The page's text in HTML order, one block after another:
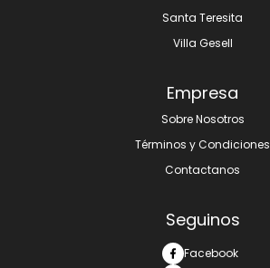
Santa Teresita
Villa Gesell
Empresa
Sobre Nosotros
Términos y Condiciones
Contactanos
Seguinos
Facebook